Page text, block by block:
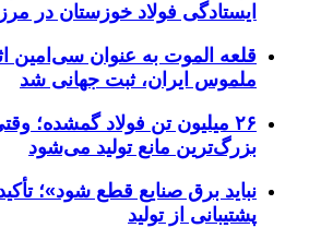
ایستادگی فولاد خوزستان در
قلعه الموت به عنوان سی‌امین
ملموس ایران، ثبت جهانی شد
۲۶ میلیون تن فولاد گمشده؛
بزرگ‌ترین مانع تولید می‌شود
نباید برق صنایع قطع شود»؛
پشتیبانی از تولید